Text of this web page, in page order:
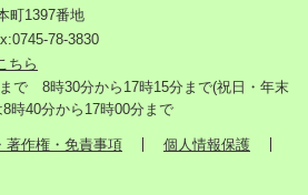
町1397番地
78-3830
ちら
で 8時30分から17時15分まで(祝日・年末
時40分から17時00分まで
著作権・免責事項
個人情報保護